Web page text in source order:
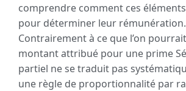
comprendre comment ces
pour déterminer leur rémunération.
Contrairement à ce que l’on
montant attribué pour une prime
partiel ne se traduit pas
une règle de proportionnalité par